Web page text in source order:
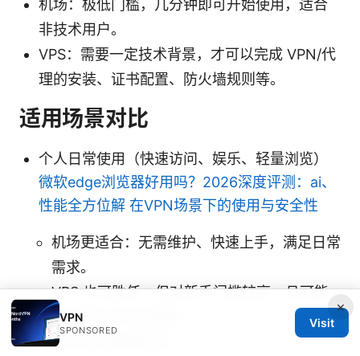
机场：极低门槛，几分钟即可开始使用，适合
非技术用户。
VPS：需要一定技术背景，才可以完成 VPN/代
理的安装、证书配置、防火墙规则等。
适用场景对比
个人日常使用（快速访问、娱乐、轻量浏览）
微软edge浏览器好用吗？2026深度评测：ai、
性能全方位解 在VPN场景下的使用与安全性
机场更适合：无需维护、快速上手，满足日常
需求。
VPS 也可胜任，但对新手门槛较高，且可能
需要额外时间来配置。
保护隐私与数据控制
×
VPN
SPONSORED
Visit